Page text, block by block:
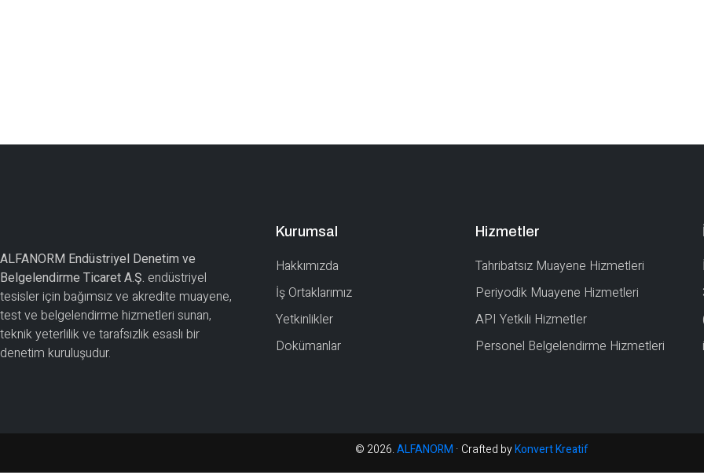
ALFANORM Endüstriyel Denetim ve
Belgelendirme Ticaret A.Ş. endüstriyel
tesisler için bağımsız ve akredite muayene,
test ve belgelendirme hizmetleri sunan,
teknik yeterlilik ve tarafsızlık esaslı bir
denetim kuruluşudur.
Kurumsal
Hakkımızda
İş Ortaklarımız
Yetkinlikler
Dokümanlar
Hizmetler
Tahribatsız Muayene Hizmetleri
Periyodik Muayene Hizmetleri
API Yetkili Hizmetler
Personel Belgelendirme Hizmetleri
© 2026.ALFANORM · Crafted byKonvert Kreatif